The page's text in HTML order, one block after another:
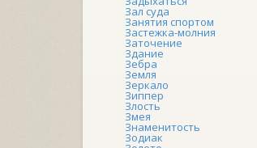
Зал суда
Занятия спортом
Застежка-молния
Заточение
Здание
Зебра
Земля
Зеркало
Зиппер
Злость
Змея
Знаменитость
Зодиак